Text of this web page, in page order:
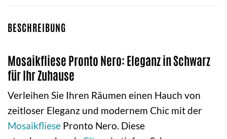
BESCHREIBUNG
Mosaikfliese Pronto Nero: Eleganz in Schwarz
für Ihr Zuhause
Verleihen Sie Ihren Räumen einen Hauch von
zeitloser Eleganz und modernem Chic mit der
Mosaikfliese Pronto Nero. Diese